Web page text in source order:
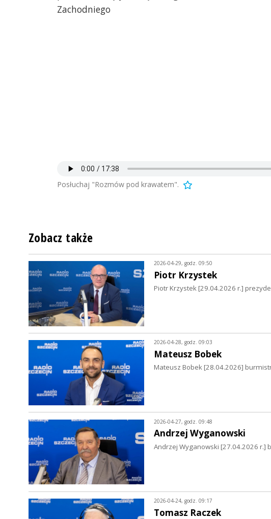
Zachodniego
Posłuchaj "Rozmów pod krawatem".
Zobacz także
2026-04-29, godz. 09:50
Piotr Krzystek
Piotr Krzystek [29.04.2026 r.]
2026-04-28, godz. 09:03
Mateusz Bobek
Mateusz Bobek [28.04.2026]
2026-04-27, godz. 09:48
Andrzej Wyganowski
Andrzej Wyganowski [27.04.2026 r.]
2026-04-24, godz. 09:17
Tomasz Raczek